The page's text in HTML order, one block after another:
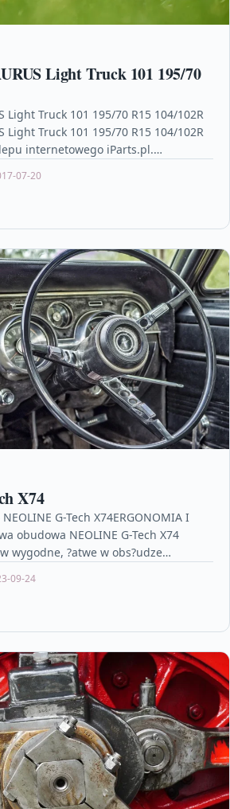
Light Truck 101 195/70
Light Truck 101 195/70 R15 104/102R
Light Truck 101 195/70 R15 104/102R
internetowego iParts.pl.…
07-20
X74
G-Tech X74ERGONOMIA I
obudowa NEOLINE G-Tech X74
wygodne, ?atwe w obs?udze
09-24